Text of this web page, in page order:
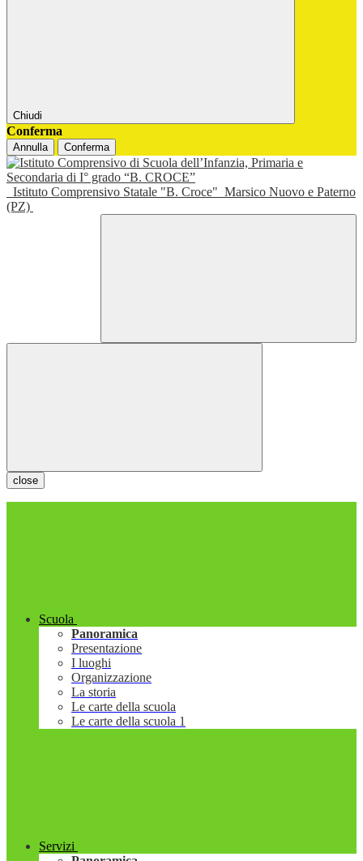
Chiudi
Conferma
Annulla Conferma
Istituto Comprensivo Statale "B. Croce" Marsico Nuovo e Paterno
(PZ)
close
Scuola
Panoramica
Presentazione
I luoghi
Organizzazione
La storia
Le carte della scuola
Le carte della scuola 1
Servizi